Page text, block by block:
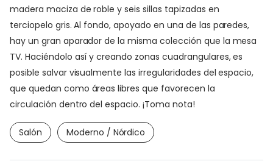
madera maciza de roble y seis sillas tapizadas en
terciopelo gris. Al fondo, apoyado en una de las paredes,
hay un gran aparador de la misma colección que la mesa
TV. Haciéndolo así y creando zonas cuadrangulares, es
posible salvar visualmente las irregularidades del espacio,
que quedan como áreas libres que favorecen la
circulación dentro del espacio. ¡Toma nota!
Salón Moderno / Nórdico